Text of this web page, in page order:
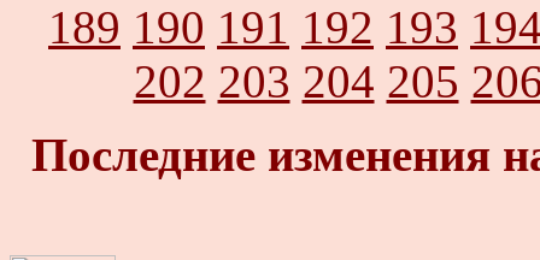
189 190 191 192 193
202 203 204 205
Последние изменения